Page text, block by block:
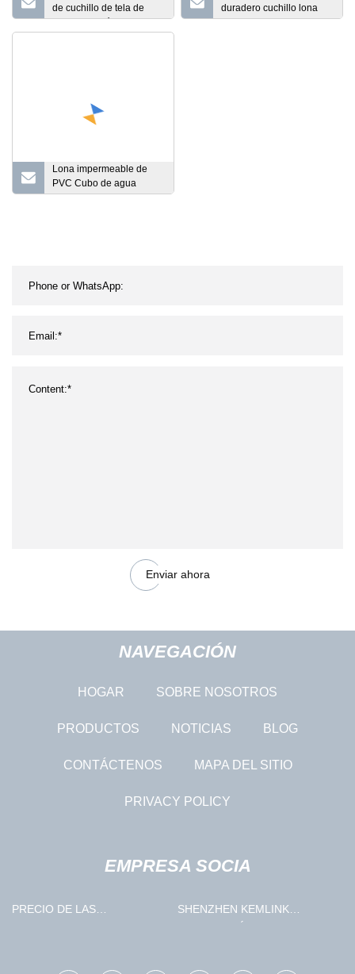
de cuchillo de tela de
base de poliéster
duradero cuchillo lona
recubierta de PVC para
Lona impermeable de
PVC Cubo de agua
plegable Cubo plegable
Enviar ahora
NAVEGACIÓN
HOGAR SOBRE NOSOTROS
PRODUCTOS NOTICIAS BLOG
CONTÁCTENOS MAPA DEL SITIO
PRIVACY POLICY
EMPRESA SOCIA
PRECIO DE LAS
SHENZHEN KEMLINK